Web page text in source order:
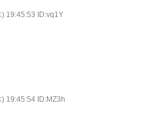
19:45:53 ID:vq1Y
19:45:54 ID:MZ3h